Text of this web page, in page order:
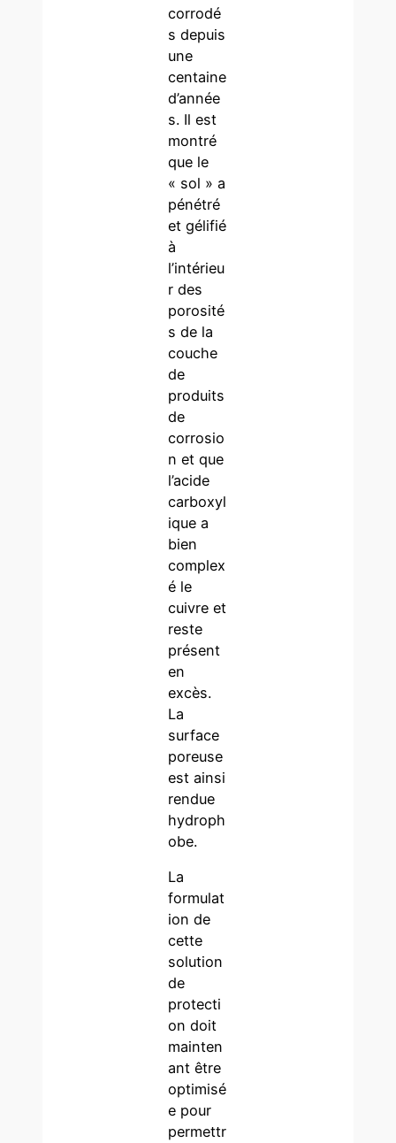
corrodé
s depuis
une
centaine
d’année
s. Il est
montré
que le
« sol » a
pénétré
et gélifié
à
l’intérieu
r des
porosité
s de la
couche
de
produits
de
corrosio
n et que
l’acide
carboxyl
ique a
bien
complex
é le
cuivre et
reste
présent
en
excès.
La
surface
poreuse
est ainsi
rendue
hydroph
obe.
La
formulat
ion de
cette
solution
de
protecti
on doit
mainten
ant être
optimisé
e pour
permettr